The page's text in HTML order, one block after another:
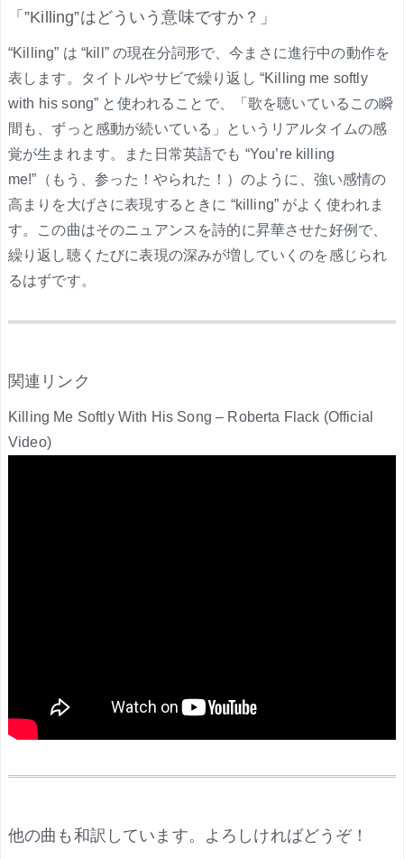
「”Killing”はどういう意味ですか？」
“Killing” は “kill” の現在分詞形で、今まさに進行中の動作を
表します。タイトルやサビで繰り返し “Killing me softly
with his song” と使われることで、「歌を聴いているこの瞬
間も、ずっと感動が続いている」というリアルタイムの感
覚が生まれます。また日常英語でも “You’re killing
me!”（もう、参った！やられた！）のように、強い感情の
高まりを大げさに表現するときに “killing” がよく使われま
す。この曲はそのニュアンスを詩的に昇華させた好例で、
繰り返し聴くたびに表現の深みが増していくのを感じられ
るはずです。
関連リンク
Killing Me Softly With His Song – Roberta Flack (Official
Video)
他の曲も和訳しています。よろしければどうぞ！